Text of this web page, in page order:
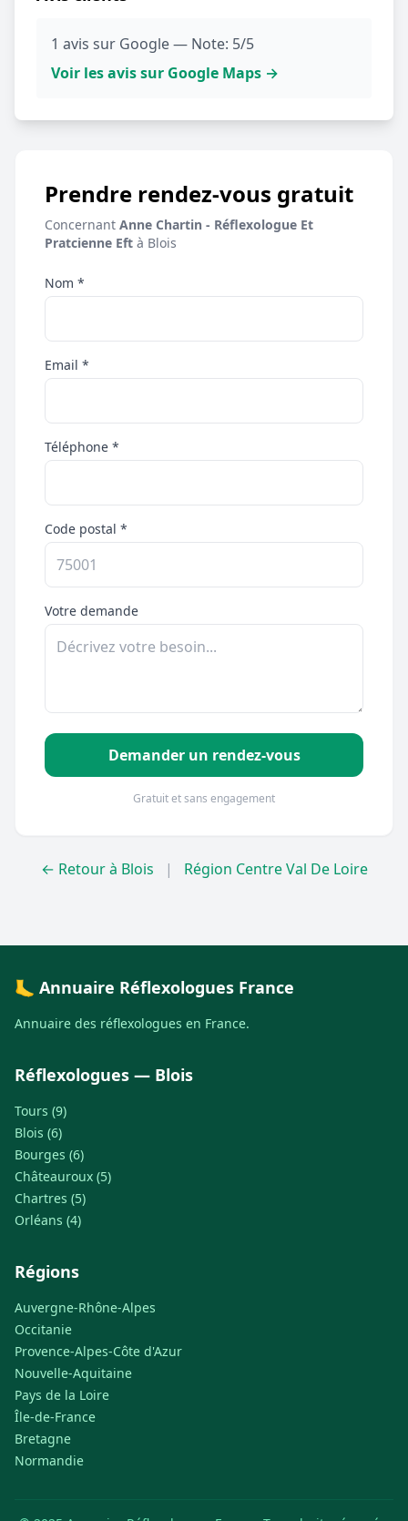
1 avis sur Google — Note: 5/5
Voir les avis sur Google Maps →
Prendre rendez-vous gratuit
Concernant Anne Chartin - Réflexologue Et
Pratcienne Eft à Blois
Nom *
Email *
Téléphone *
Code postal *
Votre demande
Demander un rendez-vous
Gratuit et sans engagement
← Retour à Blois | Région Centre Val De Loire
🦶 Annuaire Réflexologues France
Annuaire des réflexologues en France.
Réflexologues — Blois
Tours (9)
Blois (6)
Bourges (6)
Châteauroux (5)
Chartres (5)
Orléans (4)
Régions
Auvergne-Rhône-Alpes
Occitanie
Provence-Alpes-Côte d'Azur
Nouvelle-Aquitaine
Pays de la Loire
Île-de-France
Bretagne
Normandie